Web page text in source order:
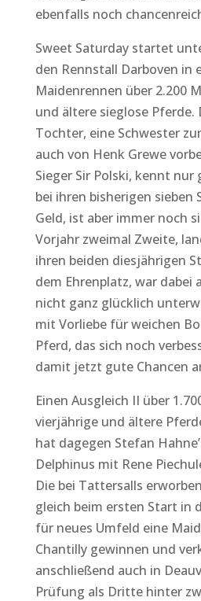
ebenfalls noch
Sweet Saturday startet
den Rennstall Darboven in
Maidenrennen über 2.200
und ältere sieglose Pferde.
Tochter, eine Schwester
auch von Henk Grewe
Sieger Sir Polski, kennt nur
bei ihren bisherigen sieben
Geld, ist aber immer noch
Vorjahr zweimal Zweite,
ihren beiden diesjährigen
dem Ehrenplatz, war dabei
nicht ganz glücklich
mit Vorliebe für weichen
Pferd, das sich noch
damit jetzt gute Chancen
Einen Ausgleich II über
vierjährige und ältere
hat dagegen Stefan
Delphinus mit Rene
Die bei Tattersalls
gleich beim ersten Start in
für neues Umfeld eine
Chantilly gewinnen und
anschließend auch in
Prüfung als Dritte hinter